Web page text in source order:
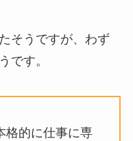
そうですが、わず
です。
格的に仕事に専